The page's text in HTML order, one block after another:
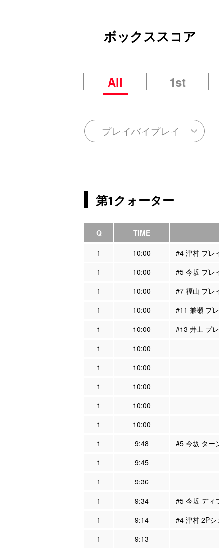
ボックススコア
All 1st
プレイバイプレイ
第1クォーター
Q TIME
1 10:00
#4 津村 プレ
1
10:00
#5 今坂 プレ
1
10:00
#7 福山 プレ
1
10:00
#11 兼瀬 プ
1
10:00
#13 井上 プ
1
10:00
1
10:00
1
10:00
1
10:00
1
10:00
1
9:48
#5 今坂 ター
1
9:45
1
9:36
1
9:34
#5 今坂 ディ
1
9:14
#4 津村 2Pシ
1
9:13